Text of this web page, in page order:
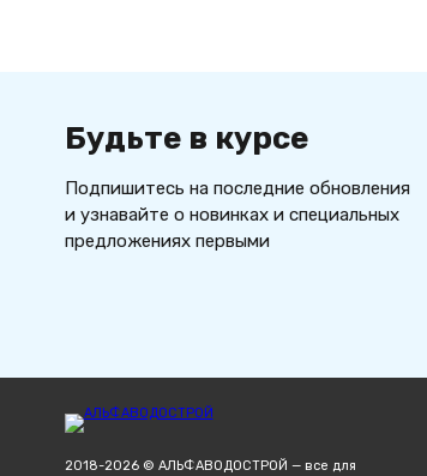
Будьте в курсе
Подпишитесь на последние обновления
и узнавайте о новинках и специальных
предложениях первыми
2018-2026 © АЛЬФАВОДОСТРОЙ — все для